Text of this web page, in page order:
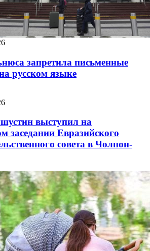
запретила письменные
русском языке
выступил на
заседании Евразийского
совета в Чолпон-